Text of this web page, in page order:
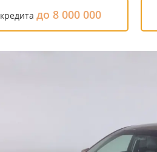
до 8 000 000